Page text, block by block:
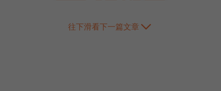
往下滑看下一篇文章